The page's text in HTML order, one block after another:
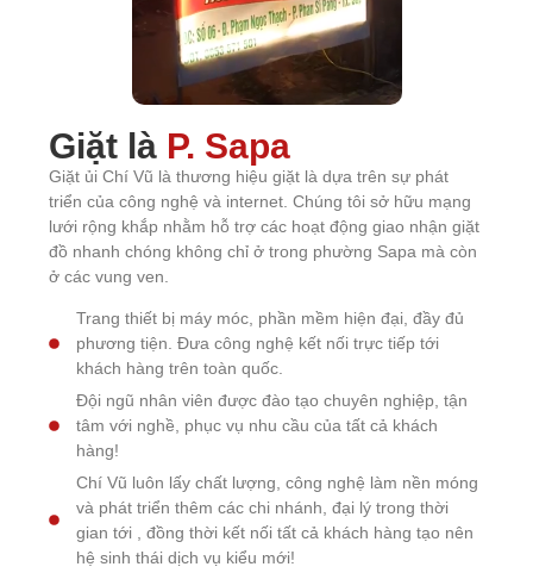
Giặt là P. Sapa
Giặt ủi Chí Vũ là thương hiệu giặt là dựa trên sự phát
triển của công nghệ và internet. Chúng tôi sở hữu mạng
lưới rộng khắp nhằm hỗ trợ các hoạt động giao nhận giặt
đồ nhanh chóng không chỉ ở trong phường Sapa mà còn
ở các vung ven.
Trang thiết bị máy móc, phần mềm hiện đại, đầy đủ
phương tiện. Đưa công nghệ kết nối trực tiếp tới
khách hàng trên toàn quốc.
Đội ngũ nhân viên được đào tạo chuyên nghiệp, tận
tâm với nghề, phục vụ nhu cầu của tất cả khách
hàng!
Chí Vũ luôn lấy chất lượng, công nghệ làm nền móng
và phát triển thêm các chi nhánh, đại lý trong thời
gian tới , đồng thời kết nối tất cả khách hàng tạo nên
hệ sinh thái dịch vụ kiểu mới!